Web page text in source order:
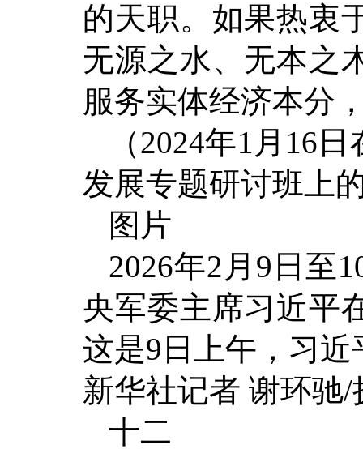
的天职。如果热衷
无源之水、无本之
服务实体经济本分
（2024年1月16
发展专题研讨班上
图片
2026年2月9日至
央军委主席习近平
这是9日上午，习
新华社记者 谢环驰/
十二